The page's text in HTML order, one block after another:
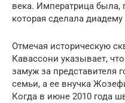
века. Императрица была,
которая сделала диадему
Отмечая историческую
Кавассони указывает,
замуж за представителя
семьи, а ее внучка
Когда в июне 2010 года